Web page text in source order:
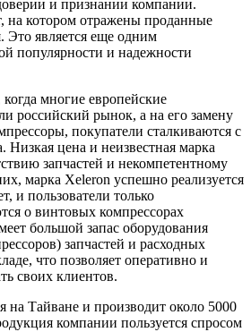
и признании компании.
на котором отражены проданные
Это является еще одним
популярности и надежности
многие европейские
российский рынок, а на его замену
покупатели сталкиваются с
Низкая цена и неизвестная марка
запчастей и некомпетентному
марка Xeleron успешно реализуется
и пользователи только
о винтовых компрессорах
большой запас оборудования
запчастей и расходных
что позволяет оперативно и
своих клиентов.
на Тайване и производит около 5000
компании пользуется спросом